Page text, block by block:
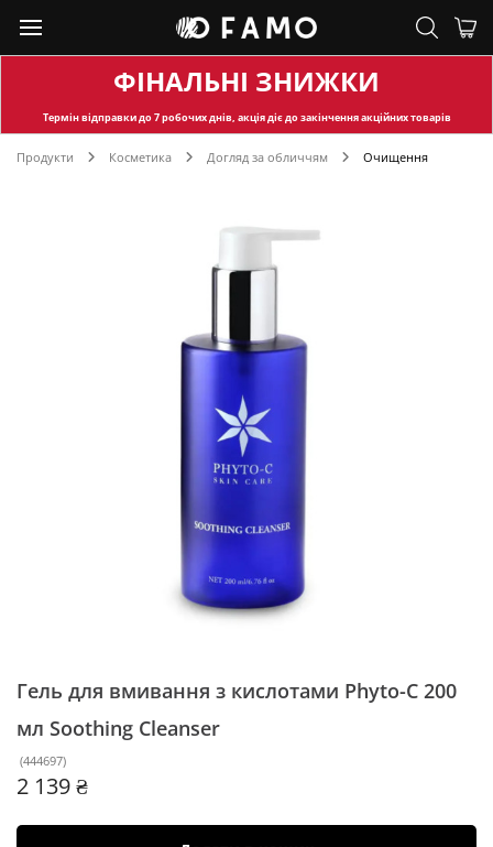
ФІНАЛЬНІ ЗНИЖКИ
Термін відправкидо 7 робочих днів, акція діє до закінчення акційних товарів
Продукти Косметика Догляд за обличчям Очищення
Гель для вмивання з кислотами Phyto-C 200
мл Soothing Cleanser
(444697)
2 139 ₴